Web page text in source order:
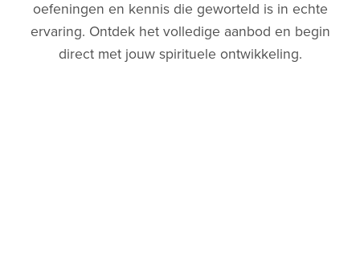
oefeningen en kennis die geworteld is in echte
ervaring. Ontdek het volledige aanbod en begin
direct met jouw spirituele ontwikkeling.